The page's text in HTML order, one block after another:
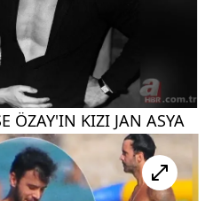
ÖZAY'IN KIZI JAN ASYA